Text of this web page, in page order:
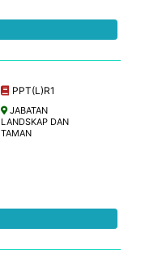
PPT(L)R1
JABATAN
LANDSKAP DAN
TAMAN